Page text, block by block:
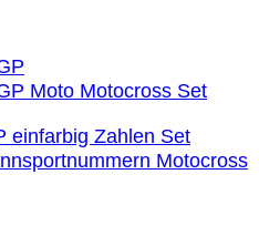
einfarbig Zahlen Set
Motocross